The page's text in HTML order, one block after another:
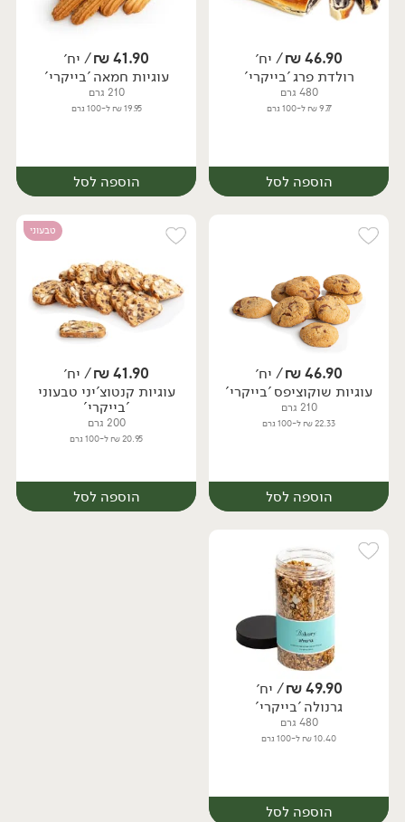
יח׳ יח׳
46.90
₪/ יח׳
רולדת פרג 'בייקרי'
480 גרם
9.77 ₪ ל-100 גרם
הוספה לסל
יח׳
41.90
₪/ יח׳
עוגיות חמאה 'בייקרי'
210 גרם
19.95 ₪ ל-100 גרם
הוספה לסל
יח׳
46.90
₪/ יח׳
עוגיות שוקוציפס 'בייקרי'
210 גרם
22.33 ₪ ל-100 גרם
הוספה לסל
יח׳
טבעוני
41.90
₪/ יח׳
עוגיות קנטוצ'יני טבעוני
'בייקרי'
200 גרם
20.95 ₪ ל-100 גרם
הוספה לסל
49.90
₪/ יח׳
גרנולה 'בייקרי'
480 גרם
10.40 ₪ ל-100 גרם
הוספה לסל